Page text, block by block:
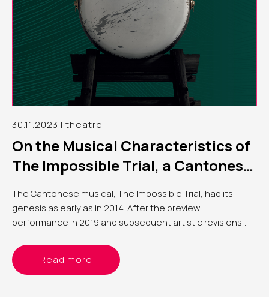
30.11.2023 | theatre
On the Musical Characteristics of
The Impossible Trial, a Cantonese
The Cantonese musical, The Impossible Trial, had its
genesis as early as in 2014. After the preview
performance in 2019 and subsequent artistic revisions,
September 2022, marking a span of eight years since the
commencement of the preparation work
Read more